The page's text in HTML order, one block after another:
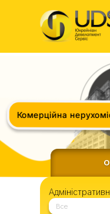
Комерційна
Все